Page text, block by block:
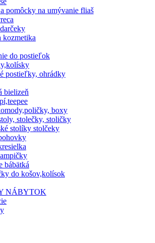
pomôcky na umývanie fliaš
kozmetika
do postieľok
postieľky, ohrádky
bielizeň
boxy
stolečky, stoličky
stolíky stolčeky
bábätká
do košov,kolísok
NÁBYTOK